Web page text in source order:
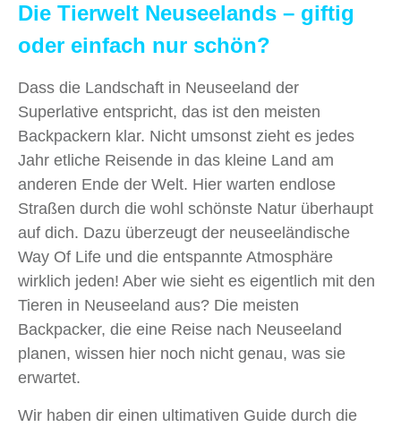
Die Tierwelt Neuseelands – giftig
oder einfach nur schön?
Dass die Landschaft in Neuseeland der
Superlative entspricht, das ist den meisten
Backpackern klar. Nicht umsonst zieht es jedes
Jahr etliche Reisende in das kleine Land am
anderen Ende der Welt. Hier warten endlose
Straßen durch die wohl schönste Natur überhaupt
auf dich. Dazu überzeugt der neuseeländische
Way Of Life und die entspannte Atmosphäre
wirklich jeden! Aber wie sieht es eigentlich mit den
Tieren in Neuseeland aus? Die meisten
Backpacker, die eine Reise nach Neuseeland
planen, wissen hier noch nicht genau, was sie
erwartet.
Wir haben dir einen ultimativen Guide durch die